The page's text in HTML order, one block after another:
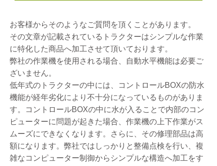
お客様からそのようなご質問を頂くことがあります。
その文章が記載されているトラクターはシンプルな作業
に特化した商品へ加工させて頂いております。
弊社の作業機を使用される場合、自動水平機能は必要ご
ざいません。
低年式のトラクターの中には、コントロールBOXの防水
機能が経年劣化により不十分になっているものがありま
す。コントロールBOXの中に水が入ることで内部のコン
ピューターに問題が起きた場合、作業機の上下作業がス
ムーズにできなくなります。さらに、その修理部品は高
額になります。弊社ではしっかりと整備点検を行い、複
雑なコンピューター制御からシンプルな構造へ加工をす